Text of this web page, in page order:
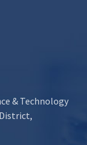
& Technology